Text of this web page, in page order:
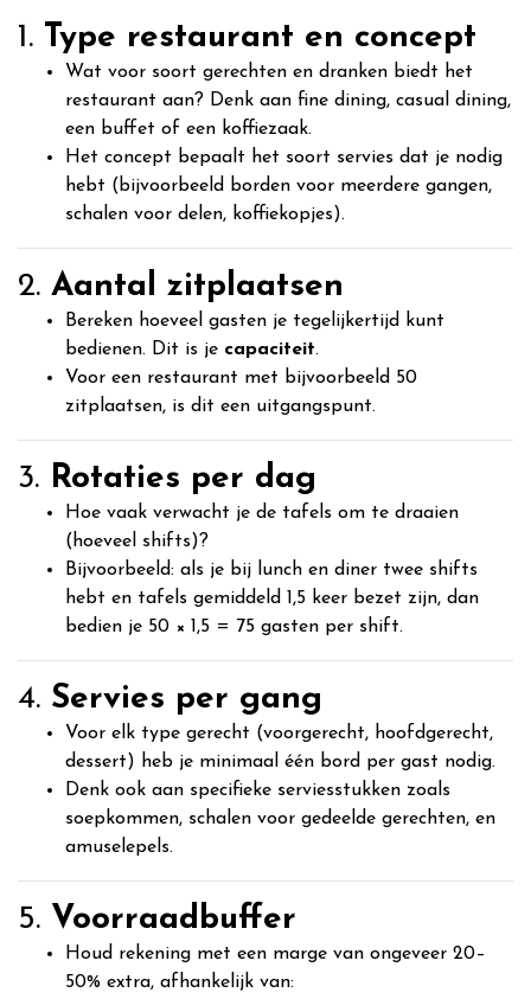
1. Type restaurant en concept
Wat voor soort gerechten en dranken biedt het
restaurant aan? Denk aan fine dining, casual dining,
een buffet of een koffiezaak.
Het concept bepaalt het soort servies dat je nodig
hebt (bijvoorbeeld borden voor meerdere gangen,
schalen voor delen, koffiekopjes).
2. Aantal zitplaatsen
Bereken hoeveel gasten je tegelijkertijd kunt
bedienen. Dit is je capaciteit.
Voor een restaurant met bijvoorbeeld 50
zitplaatsen, is dit een uitgangspunt.
3. Rotaties per dag
Hoe vaak verwacht je de tafels om te draaien
(hoeveel shifts)?
Bijvoorbeeld: als je bij lunch en diner twee shifts
hebt en tafels gemiddeld 1,5 keer bezet zijn, dan
bedien je 50 × 1,5 = 75 gasten per shift.
4. Servies per gang
Voor elk type gerecht (voorgerecht, hoofdgerecht,
dessert) heb je minimaal één bord per gast nodig.
Denk ook aan specifieke serviesstukken zoals
soepkommen, schalen voor gedeelde gerechten, en
amuselepels.
5. Voorraadbuffer
Houd rekening met een marge van ongeveer 20–
50% extra, afhankelijk van: